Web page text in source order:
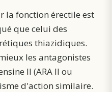
la fonction érectile est
que celui des
thiazidiques.
les antagonistes
II (ARA II ou
d'action similaire.